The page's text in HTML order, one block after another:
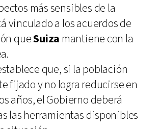
más sensibles de la
vinculado a los acuerdos de
queSuiza mantiene con la
que, si la población
fijado y no logra reducirse en
años, el Gobierno deberá
las herramientas disponibles